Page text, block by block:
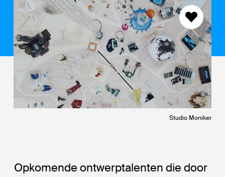
Studio Moniker
Opkomende ontwerptalenten die door